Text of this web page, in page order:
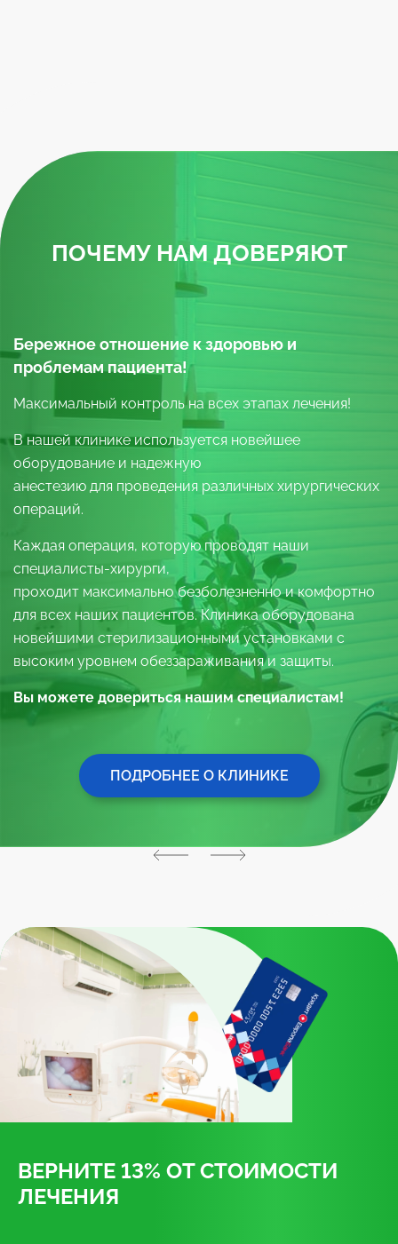
ПОЧЕМУ НАМ ДОВЕРЯЮТ
Бережное отношение к здоровью и
проблемам пациента!
Максимальный контроль на всех этапах лечения!
В нашей клинике используется новейшее
оборудование и надежную
анестезию для проведения различных хирургических
операций.
Каждая операция, которую проводят наши
специалисты-хирурги,
проходит максимально безболезненно и комфортно
для всех наших пациентов. Клиника оборудована
новейшими стерилизационными установками с
высоким уровнем обеззараживания и защиты.
Вы можете довериться нашим специалистам!
ПОДРОБНЕЕ О КЛИНИКЕ
ВЕРНИТЕ 13% ОТ СТОИМОСТИ
ЛЕЧЕНИЯ